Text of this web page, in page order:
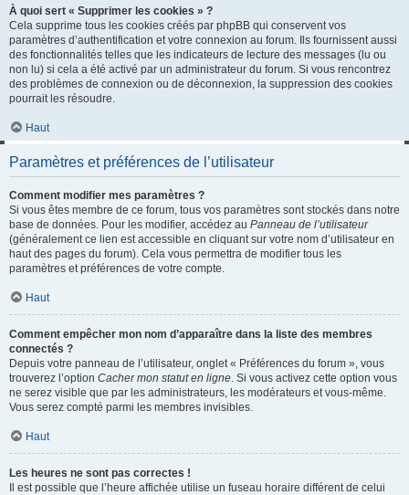
À quoi sert « Supprimer les cookies » ?
Cela supprime tous les cookies créés par phpBB qui conservent vos
paramètres d’authentification et votre connexion au forum. Ils fournissent aussi
des fonctionnalités telles que les indicateurs de lecture des messages (lu ou
non lu) si cela a été activé par un administrateur du forum. Si vous rencontrez
des problèmes de connexion ou de déconnexion, la suppression des cookies
pourrait les résoudre.
Haut
Paramètres et préférences de l’utilisateur
Comment modifier mes paramètres ?
Si vous êtes membre de ce forum, tous vos paramètres sont stockés dans notre
base de données. Pour les modifier, accédez au Panneau de l’utilisateur
(généralement ce lien est accessible en cliquant sur votre nom d’utilisateur en
haut des pages du forum). Cela vous permettra de modifier tous les
paramètres et préférences de votre compte.
Haut
Comment empêcher mon nom d’apparaître dans la liste des membres
connectés ?
Depuis votre panneau de l’utilisateur, onglet « Préférences du forum », vous
trouverez l’option Cacher mon statut en ligne. Si vous activez cette option vous
ne serez visible que par les administrateurs, les modérateurs et vous-même.
Vous serez compté parmi les membres invisibles.
Haut
Les heures ne sont pas correctes !
Il est possible que l’heure affichée utilise un fuseau horaire différent de celui